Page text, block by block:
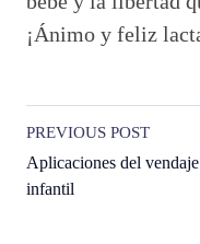
¡Ánimo y feliz
PREVIOUS POST
Aplicaciones del
infantil